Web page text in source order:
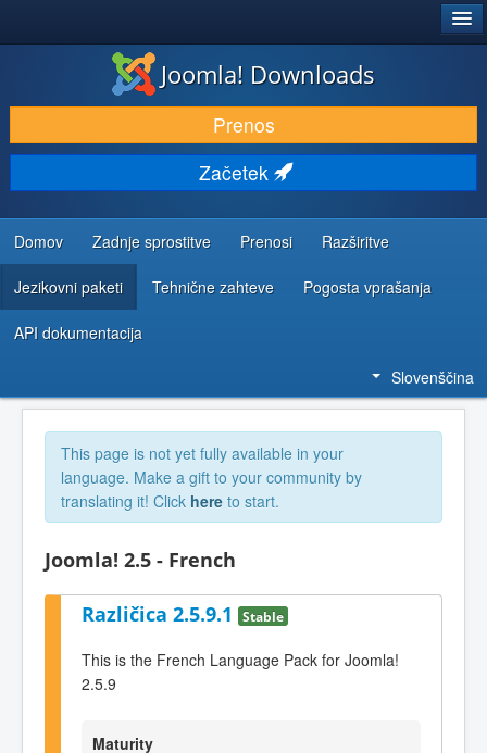
PRENESI IN RAZŠIRI
ODKRIJTE & IZVEJTE
SKUPNOST IN PODPORA
VIRI ZA RAZVIJALCE
Joomla! Downloads
Prenos
Začetek
Domov Zadnje sprostitve Prenosi Razširitve
Jezikovni paketi Tehnične zahteve Pogosta vprašanja
API dokumentacija
Slovenščina
This page is not yet fully available in your
language. Make a gift to your community by
translating it! Click here to start.
Joomla! 2.5 - French
Različica 2.5.9.1 Stable
This is the French Language Pack for Joomla!
2.5.9
Maturity